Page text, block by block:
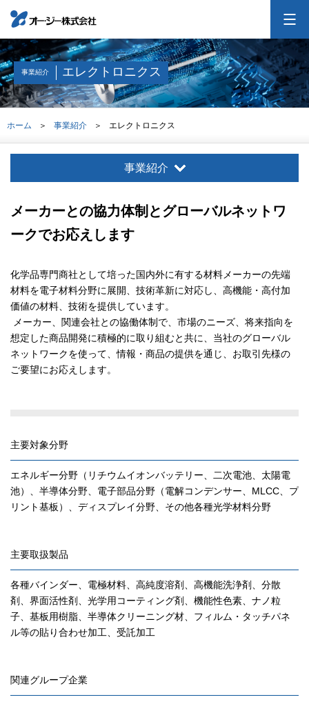
オー・ジーについて
会社案内
投資家情報
お問合せ 交通アクセス サイトマップ
JP EN
事業紹介 エレクトロニクス
ホーム 事業紹介 エレクトロニクス
事業紹介
メーカーとの協力体制とグローバルネットワ
ークでお応えします
化学品専門商社として培った国内外に有する材料メーカーの先端
材料を電子材料分野に展開、技術革新に対応し、高機能・高付加
価値の材料、技術を提供しています。
メーカー、関連会社との協働体制で、市場のニーズ、将来指向を
想定した商品開発に積極的に取り組むと共に、当社のグローバル
ネットワークを使って、情報・商品の提供を通じ、お取引先様の
ご要望にお応えします。
主要対象分野
エネルギー分野（リチウムイオンバッテリー、二次電池、太陽電
池）、半導体分野、電子部品分野（電解コンデンサー、MLCC、プ
リント基板）、ディスプレイ分野、その他各種光学材料分野
主要取扱製品
各種バインダー、電極材料、高純度溶剤、高機能洗浄剤、分散
剤、界面活性剤、光学用コーティング剤、機能性色素、ナノ粒
子、基板用樹脂、半導体クリーニング材、フィルム・タッチパネ
ル等の貼り合わせ加工、受託加工
関連グループ企業